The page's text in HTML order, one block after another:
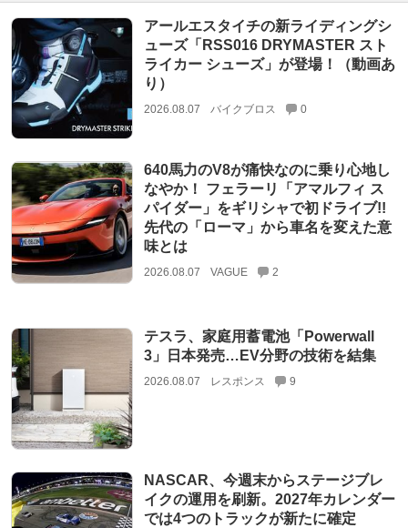
アールエスタイチの新ライディングシ
ューズ「RSS016 DRYMASTER スト
ライカー シューズ」が登場！（動画あ
り）
2026.08.07 バイクブロス 0
640馬力のV8が痛快なのに乗り心地し
なやか！ フェラーリ「アマルフィ ス
パイダー」をギリシャで初ドライブ!!
先代の「ローマ」から車名を変えた意
味とは
2026.08.07 VAGUE 2
テスラ、家庭用蓄電池「Powerwall
3」日本発売…EV分野の技術を結集
2026.08.07 レスポンス 9
NASCAR、今週末からステージブレ
イクの運用を刷新。2027年カレンダー
では4つのトラックが新たに確定